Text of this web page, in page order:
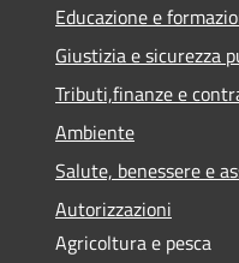
Educazione e
Giustizia e sicurezza
Tributi,finanze e
Ambiente
Salute, benessere e
Autorizzazioni
Agricoltura e pesca